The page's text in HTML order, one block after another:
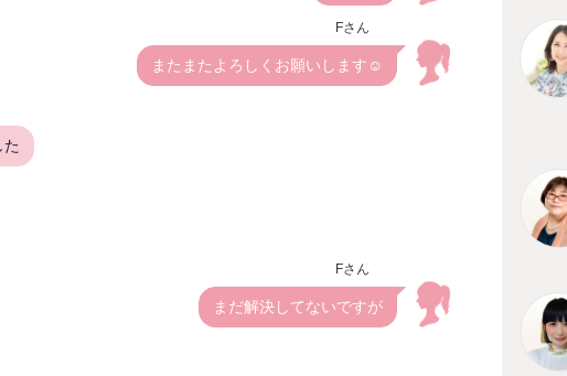
Fさん
またまたよろしくお願いします☺️
た
Fさん
まだ解決してないですが